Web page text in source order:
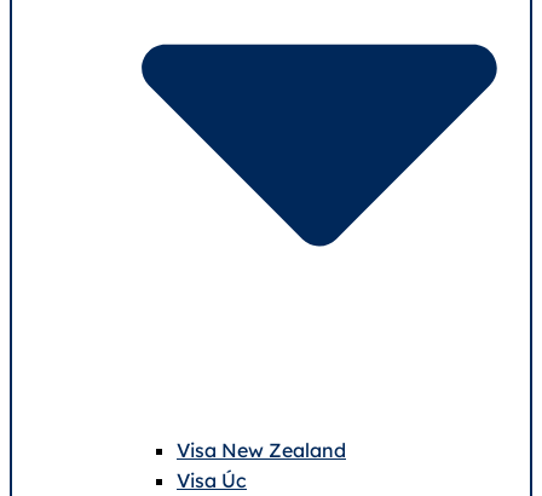
Visa New Zealand
Visa Úc